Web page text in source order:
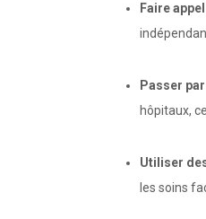
Faire
Passer
hôpitaux,
Utiliser
les soins